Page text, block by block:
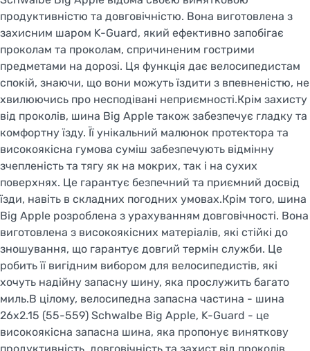
продуктивністю та довговічністю. Вона виготовлена з
захисним шаром K-Guard, який ефективно запобігає
проколам та проколам, спричиненим гострими
предметами на дорозі. Ця функція дає велосипедистам
спокій, знаючи, що вони можуть їздити з впевненістю, не
хвилюючись про несподівані неприємності.Крім захисту
від проколів, шина Big Apple також забезпечує гладку та
комфортну їзду. Її унікальний малюнок протектора та
високоякісна гумова суміш забезпечують відмінну
зчепленість та тягу як на мокрих, так і на сухих
поверхнях. Це гарантує безпечний та приємний досвід
їзди, навіть в складних погодних умовах.Крім того, шина
Big Apple розроблена з урахуванням довговічності. Вона
виготовлена з високоякісних матеріалів, які стійкі до
зношування, що гарантує довгий термін служби. Це
робить її вигідним вибором для велосипедистів, які
хочуть надійну запасну шину, яка прослужить багато
миль.В цілому, велосипедна запасна частина - шина
26x2.15 (55-559) Schwalbe Big Apple, K-Guard - це
високоякісна запасна шина, яка пропонує виняткову